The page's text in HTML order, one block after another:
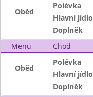
Oběd
Polévka
Hlavní jídlo
Doplněk
Menu
Chod
Oběd
Polévka
Hlavní jídlo
Doplněk